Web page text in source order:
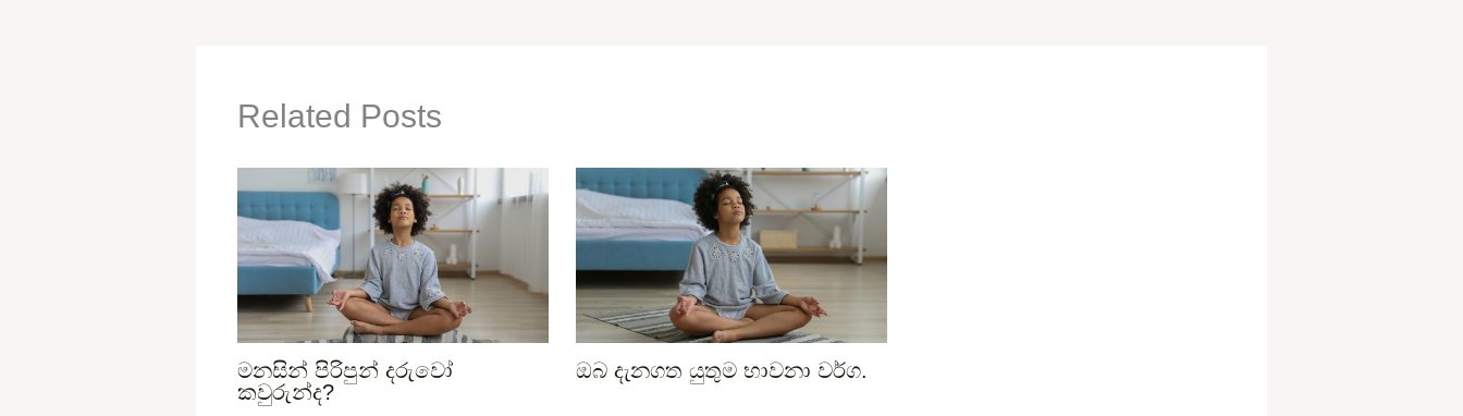
Related Posts
මනසින් පිරිපුන් දරුවෝ
කවුරුන්ද?
ඔබ දැනගත යුතුම භාවනා වර්ග.